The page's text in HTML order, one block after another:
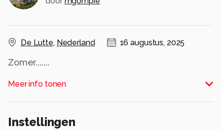
De Lutte, Nederland 16 augustus, 2025
Zomer.......
Alle rechten voorbehouden
Meer info tonen
Instellingen